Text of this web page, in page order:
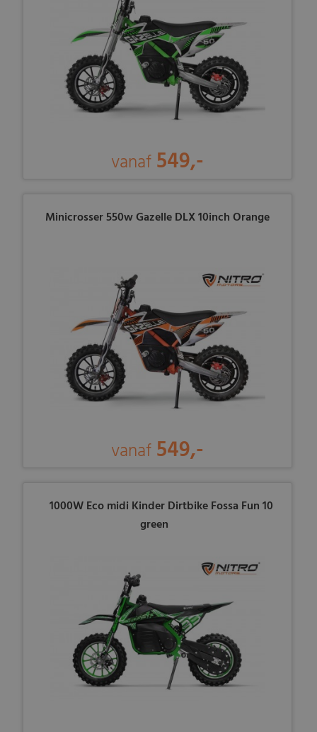
vanaf 549,-
Minicrosser 550w Gazelle DLX 10inch Orange
vanaf 549,-
1000W Eco midi Kinder Dirtbike Fossa Fun 10
green